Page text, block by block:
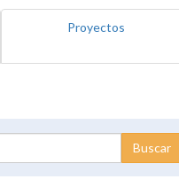
Proyectos